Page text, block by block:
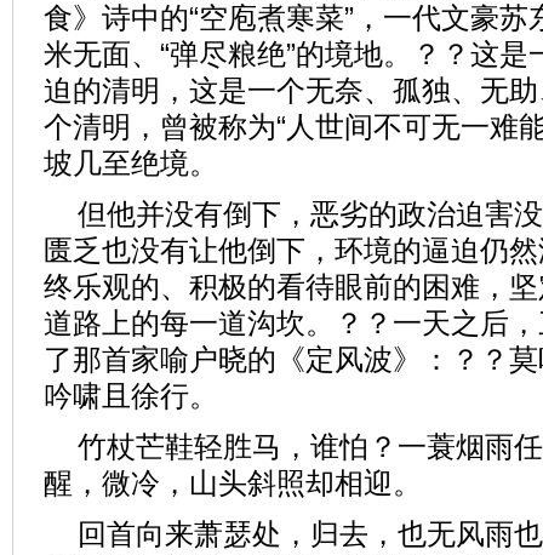
食》诗中的“空庖煮寒菜”，一代文豪
米无面、“弹尽粮绝”的境地。？？这
迫的清明，这是一个无奈、孤独、无
个清明，曾被称为“人世间不可无一难
坡几至绝境。
但他并没有倒下，恶劣的政治迫害
匮乏也没有让他倒下，环境的逼迫仍
终乐观的、积极的看待眼前的困难，
道路上的每一道沟坎。？？一天之后
了那首家喻户晓的《定风波》：？？
吟啸且徐行。
竹杖芒鞋轻胜马，谁怕？一蓑烟雨
醒，微冷，山头斜照却相迎。
回首向来萧瑟处，归去，也无风雨